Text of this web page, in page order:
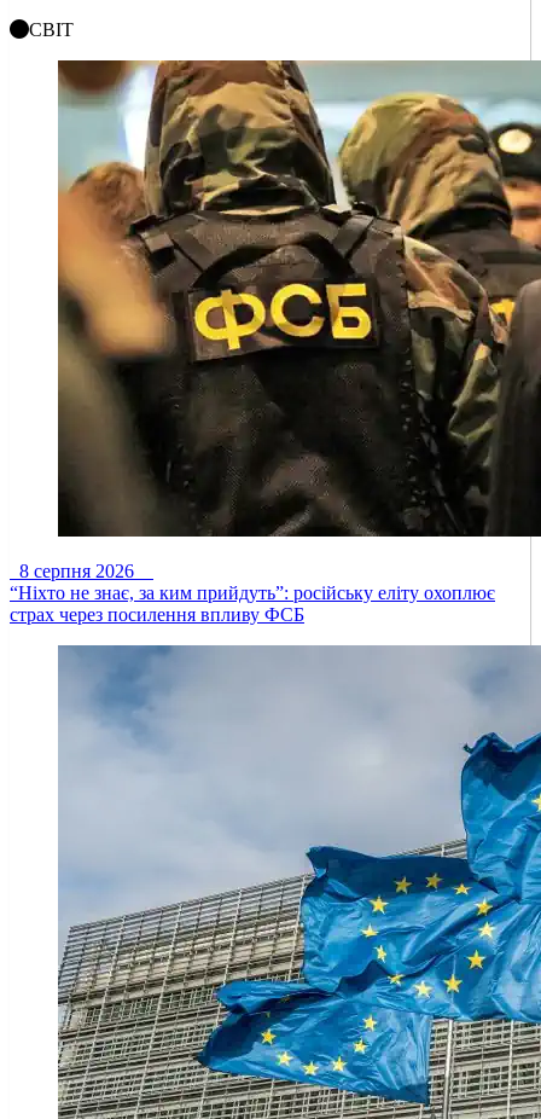
СВІТ
8 серпня 2026
“Ніхто не знає, за ким прийдуть”: російську еліту охоплює
страх через посилення впливу ФСБ